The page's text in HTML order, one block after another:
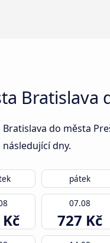
Bratislava
do města
dny.
pátek
07.08
727 Kč